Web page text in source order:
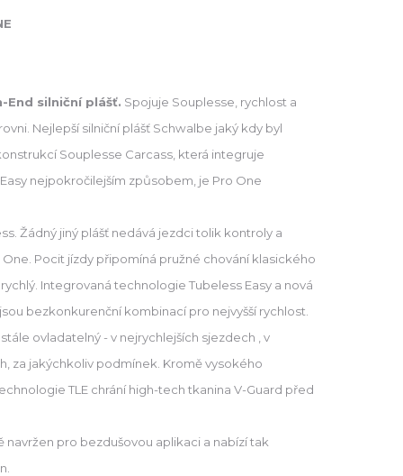
End silniční plášť. Spojuje Souplesse, rychlost a
Nejlepší silniční plášť Schwalbe jaký kdy byl
Souplesse Carcass, která integruje
nejpokročilejším způsobem, je Pro One
Žádný jiný plášť nedává jezdci tolik kontroly a
Pocit jízdy připomíná pružné chování klasického
Integrovaná technologie Tubeless Easy a nová
bezkonkurenční kombinací pro nejvyšší rychlost.
ovladatelný - v nejrychlejších sjezdech , v
za jakýchkoliv podmínek. Kromě vysokého
TLE chrání high-tech tkanina V-Guard před
navržen pro bezdušovou aplikaci a nabízí tak